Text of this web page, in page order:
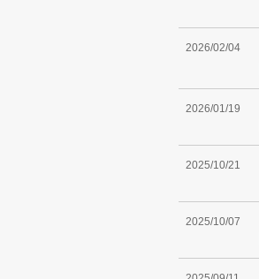
2026/02/04
2026/01/19
2025/10/21
2025/10/07